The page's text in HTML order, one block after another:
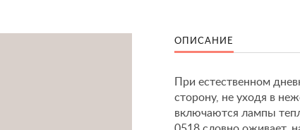
ОПИСАНИЕ
При естественном
сторону, не уходя в
включаются лампы